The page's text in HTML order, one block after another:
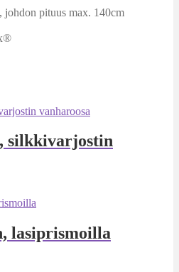
pituus max. 140cm
silkkivarjostin
lasiprismoilla